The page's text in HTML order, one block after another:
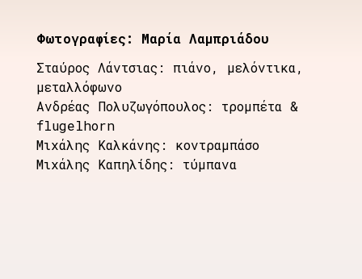
Φωτογραφίες: Μαρία Λαμπριάδου
Σταύρος Λάντσιας: πιάνο, μελόντικα,
μεταλλόφωνο
Ανδρέας Πολυζωγόπουλος: τρομπέτα &
flugelhorn
Μιχάλης Καλκάνης: κοντραμπάσο
Μιχάλης Καπηλίδης: τύμπανα